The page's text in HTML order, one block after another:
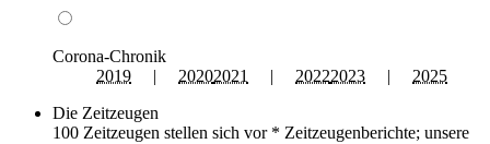
Corona-Chronik
2019 | 20202021 | 20222023 | 2025
Die Zeitzeugen
100 Zeitzeugen stellen sich vor * Zeitzeugenberichte; unsere